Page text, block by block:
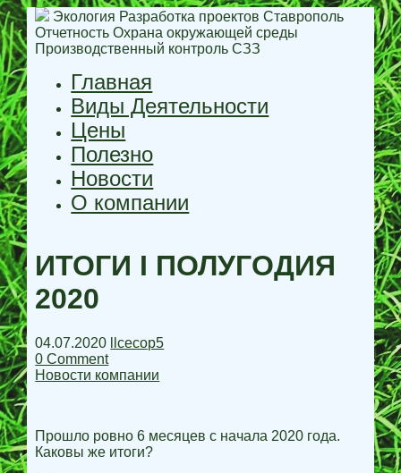
Экология Разработка проектов Ставрополь
Отчетность Охрана окружающей среды
Производственный контроль СЗЗ
Главная
Виды Деятельности
Цены
Полезно
Новости
О компании
ИТОГИ I ПОЛУГОДИЯ
2020
04.07.2020
llcecop5
0 Comment
Новости компании
Прошло ровно 6 месяцев с начала 2020 года.
Каковы же итоги?